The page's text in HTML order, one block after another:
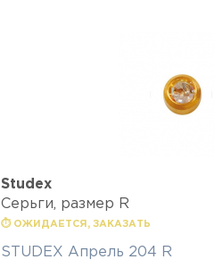
Studex
Серьги, размер R
⏱ ОЖИДАЕТСЯ, ЗАКАЗАТЬ
STUDEX Апрель 204 R